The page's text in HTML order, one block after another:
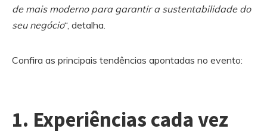
de mais moderno para garantir a sustentabilidade do
seu negócio“, detalha.
Confira as principais tendências apontadas no evento:
1. Experiências cada vez